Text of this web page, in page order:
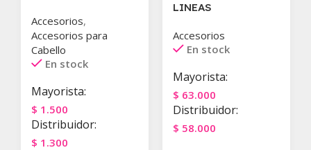
Accesorios,
Accesorios para
Cabello
En stock
Mayorista:
$ 1.500
Distribuidor:
$ 1.300
LINEAS
Accesorios
En stock
Mayorista:
$ 63.000
Distribuidor:
$ 58.000